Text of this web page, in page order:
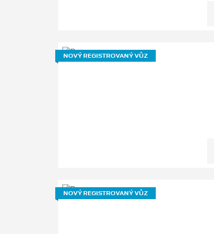
NOVÝ REGISTROVANÝ VŮZ
NOVÝ REGISTROVANÝ VŮZ